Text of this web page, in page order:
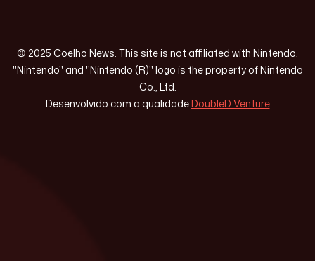
© 2025 Coelho News. This site is not affiliated with Nintendo.
"Nintendo" and "Nintendo (R)" logo is the property of Nintendo
Co., Ltd.
Desenvolvido com a qualidadeDoubleD Venture